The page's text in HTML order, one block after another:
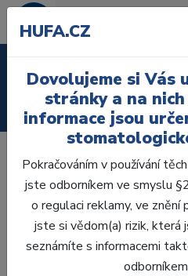
Ordinace
HUFA.CZ
Dovolujeme si Vás
stránky a na
informace jsou
Pokračováním v používání
jste odborníkem ve smyslu
o regulaci reklamy, ve znění
jste si vědom(a) rizik, která
seznámíte s informacemi